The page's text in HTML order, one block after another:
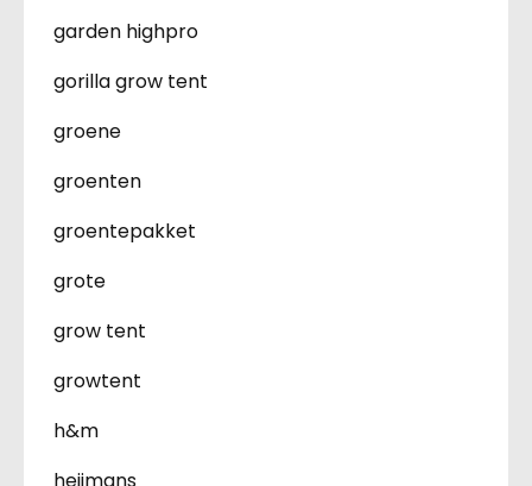
garden highpro
gorilla grow tent
groene
groenten
groentepakket
grote
grow tent
growtent
h&m
heijmans